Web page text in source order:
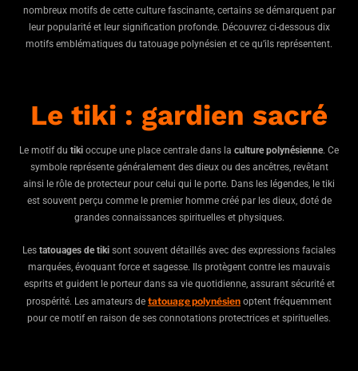
nombreux motifs de cette culture fascinante, certains se démarquent par
leur popularité et leur signification profonde. Découvrez ci-dessous dix
motifs emblématiques du tatouage polynésien et ce qu’ils représentent.
Le tiki : gardien sacré
Le motif du tiki occupe une place centrale dans la culture polynésienne. Ce
symbole représente généralement des dieux ou des ancêtres, revêtant
ainsi le rôle de protecteur pour celui qui le porte. Dans les légendes, le tiki
est souvent perçu comme le premier homme créé par les dieux, doté de
grandes connaissances spirituelles et physiques.
Les tatouages de tiki sont souvent détaillés avec des expressions faciales
marquées, évoquant force et sagesse. Ils protègent contre les mauvais
esprits et guident le porteur dans sa vie quotidienne, assurant sécurité et
prospérité. Les amateurs de tatouage polynésien optent fréquemment
pour ce motif en raison de ses connotations protectrices et spirituelles.